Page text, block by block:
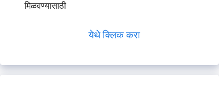
मिळवण्यासाठी
येथे क्लिक करा